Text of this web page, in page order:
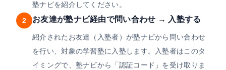
塾ナビを紹介してください。
2
お友達が塾ナビ経由で問い合わせ → 入塾する
紹介されたお友達（入塾者）が塾ナビから問い合わせ
を行い、対象の学習塾に入塾します。入塾者はこのタ
イミングで、塾ナビから「認証コード」を受け取りま